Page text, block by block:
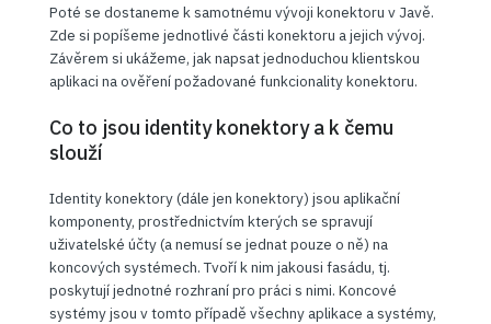
Poté se dostaneme k samotnému vývoji konektoru v Javě.
Zde si popíšeme jednotlivé části konektoru a jejich vývoj.
Závěrem si ukážeme, jak napsat jednoduchou klientskou
aplikaci na ověření požadované funkcionality konektoru.
Co to jsou identity konektory a k čemu
slouží
Identity konektory (dále jen konektory) jsou aplikační
komponenty, prostřednictvím kterých se spravují
uživatelské účty (a nemusí se jednat pouze o ně) na
koncových systémech. Tvoří k nim jakousi fasádu, tj.
poskytují jednotné rozhraní pro práci s nimi. Koncové
systémy jsou v tomto případě všechny aplikace a systémy,